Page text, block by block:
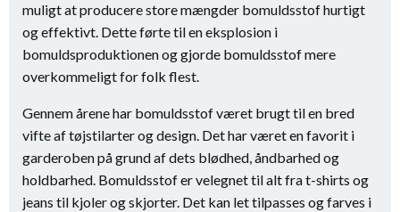
muligt at producere store mængder bomuldsstof hurtigt
og effektivt. Dette førte til en eksplosion i
bomuldsproduktionen og gjorde bomuldsstof mere
overkommeligt for folk flest.
Gennem årene har bomuldsstof været brugt til en bred
vifte af tøjstilarter og design. Det har været en favorit i
garderoben på grund af dets blødhed, åndbarhed og
holdbarhed. Bomuldsstof er velegnet til alt fra t-shirts og
jeans til kjoler og skjorter. Det kan let tilpasses og farves i